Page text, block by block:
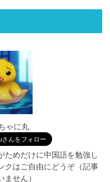
ゃに丸
ためだけに中国語を勉強し
クはご自由にどうぞ（記事
ません）